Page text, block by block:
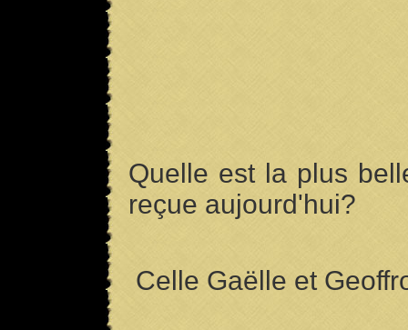
Quelle est la plus
reçue aujourd'hui?
Celle Gaëlle et